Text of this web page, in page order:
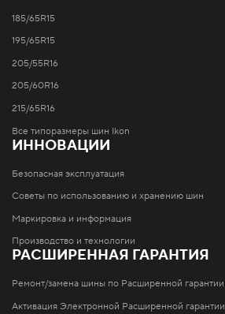
185/65R15
195/65R15
205/55R16
205/60R16
215/65R16
Все типоразмеры шин Ikon
ИННОВАЦИИ
Безопасная эксплуатация
Советы по использованию и хранению шин
Маркировка и информация
Производство и технологии
РАСШИРЕННАЯ ГАРАНТИЯ
Ремонт/замена шины по Расширенной гарантии
Активация Электронной Расширенной гарантии